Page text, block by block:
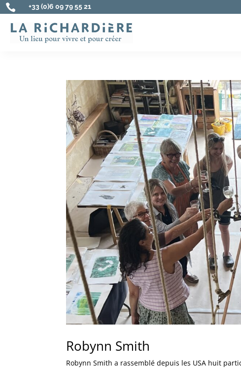
 +33 (0)6 09 79 55 21
Robynn Smith
Robynn Smith a rassemblé depuis les USA huit